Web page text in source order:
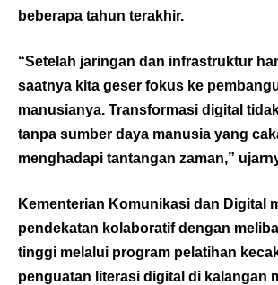
beberapa tahun terakhir.
“Setelah jaringan dan infrastruktur
saatnya kita geser fokus ke
manusianya. Transformasi digital
tanpa sumber daya manusia yang
menghadapi tantangan zaman,”
Kementerian Komunikasi dan Digital
pendekatan kolaboratif dengan
tinggi melalui program pelatihan
penguatan literasi digital di kalangan